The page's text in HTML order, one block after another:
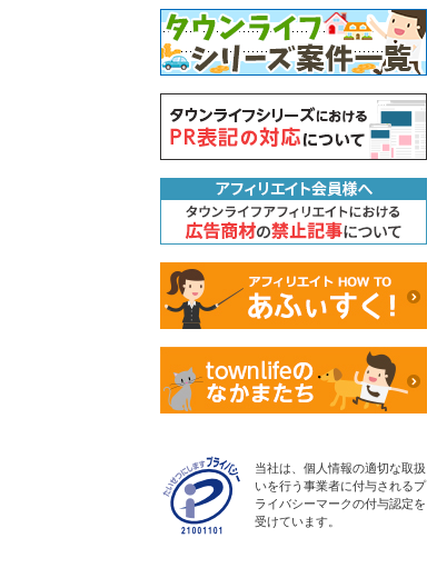
当社は、個人情報の適切な取扱
いを行う事業者に付与されるプ
ライバシーマークの付与認定を
受けています。